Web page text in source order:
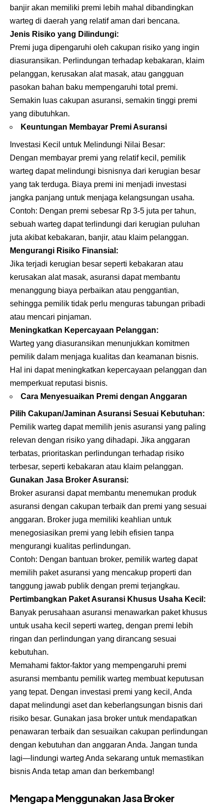
banjir akan memiliki premi lebih mahal dibandingkan
warteg di daerah yang relatif aman dari bencana.
Jenis Risiko yang Dilindungi:
Premi juga dipengaruhi oleh cakupan risiko yang ingin
diasuransikan. Perlindungan terhadap kebakaran, klaim
pelanggan, kerusakan alat masak, atau gangguan
pasokan bahan baku mempengaruhi total premi.
Semakin luas cakupan asuransi, semakin tinggi premi
yang dibutuhkan.
Keuntungan Membayar Premi Asuransi
Investasi Kecil untuk Melindungi Nilai Besar:
Dengan membayar premi yang relatif kecil, pemilik
warteg dapat melindungi bisnisnya dari kerugian besar
yang tak terduga. Biaya premi ini menjadi investasi
jangka panjang untuk menjaga kelangsungan usaha.
Contoh: Dengan premi sebesar Rp 3-5 juta per tahun,
sebuah warteg dapat terlindungi dari kerugian puluhan
juta akibat kebakaran, banjir, atau klaim pelanggan.
Mengurangi Risiko Finansial:
Jika terjadi kerugian besar seperti kebakaran atau
kerusakan alat masak, asuransi dapat membantu
menanggung biaya perbaikan atau penggantian,
sehingga pemilik tidak perlu menguras tabungan pribadi
atau mencari pinjaman.
Meningkatkan Kepercayaan Pelanggan:
Warteg yang diasuransikan menunjukkan komitmen
pemilik dalam menjaga kualitas dan keamanan bisnis.
Hal ini dapat meningkatkan kepercayaan pelanggan dan
memperkuat reputasi bisnis.
Cara Menyesuaikan Premi dengan Anggaran
Pilih Cakupan/Jaminan Asuransi Sesuai Kebutuhan:
Pemilik warteg dapat memilih jenis asuransi yang paling
relevan dengan risiko yang dihadapi. Jika anggaran
terbatas, prioritaskan perlindungan terhadap risiko
terbesar, seperti kebakaran atau klaim pelanggan.
Gunakan Jasa Broker Asuransi:
Broker asuransi dapat membantu menemukan produk
asuransi dengan cakupan terbaik dan premi yang sesuai
anggaran. Broker juga memiliki keahlian untuk
menegosiasikan premi yang lebih efisien tanpa
mengurangi kualitas perlindungan.
Contoh: Dengan bantuan broker, pemilik warteg dapat
memilih paket asuransi yang mencakup properti dan
tanggung jawab publik dengan premi terjangkau.
Pertimbangkan Paket Asuransi Khusus Usaha Kecil:
Banyak perusahaan asuransi menawarkan paket khusus
untuk usaha kecil seperti warteg, dengan premi lebih
ringan dan perlindungan yang dirancang sesuai
kebutuhan.
Memahami faktor-faktor yang mempengaruhi premi
asuransi membantu pemilik warteg membuat keputusan
yang tepat. Dengan investasi premi yang kecil, Anda
dapat melindungi aset dan keberlangsungan bisnis dari
risiko besar. Gunakan jasa broker untuk mendapatkan
penawaran terbaik dan sesuaikan cakupan perlindungan
dengan kebutuhan dan anggaran Anda. Jangan tunda
lagi—lindungi warteg Anda sekarang untuk memastikan
bisnis Anda tetap aman dan berkembang!
Mengapa Menggunakan Jasa Broker